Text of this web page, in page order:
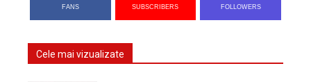
FANS SUBSCRIBERS FOLLOWERS
Cele mai vizualizate